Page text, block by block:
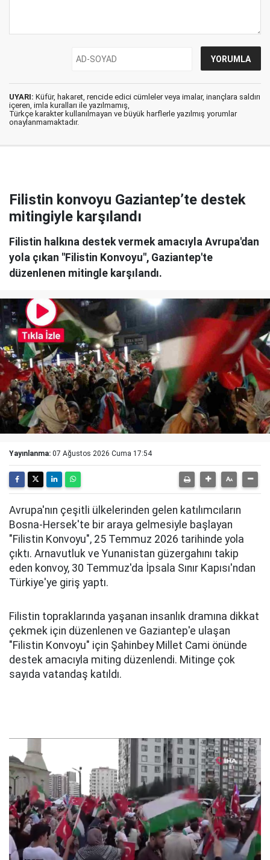
UYARI: Küfür, hakaret, rencide edici cümleler veya imalar, inançlara saldırı
içeren, imla kuralları ile yazılmamış,
Türkçe karakter kullanılmayan ve büyük harflerle yazılmış yorumlar
onaylanmamaktadır.
Filistin konvoyu Gaziantep’te destek
mitingiyle karşılandı
Filistin halkına destek vermek amacıyla Avrupa'dan
yola çıkan "Filistin Konvoyu", Gaziantep'te
düzenlenen mitingle karşılandı.
Yayınlanma: 07 Ağustos 2026 Cuma 17:54
Avrupa'nın çeşitli ülkelerinden gelen katılımcıların
Bosna-Hersek'te bir araya gelmesiyle başlayan
"Filistin Konvoyu", 25 Temmuz 2026 tarihinde yola
çıktı. Arnavutluk ve Yunanistan güzergahını takip
eden konvoy, 30 Temmuz'da İpsala Sınır Kapısı'ndan
Türkiye'ye giriş yaptı.
Filistin topraklarında yaşanan insanlık dramına dikkat
çekmek için düzenlenen ve Gaziantep'e ulaşan
"Filistin Konvoyu" için Şahinbey Millet Cami önünde
destek amacıyla miting düzenlendi. Mitinge çok
sayıda vatandaş katıldı.